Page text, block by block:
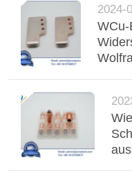
2024-
für